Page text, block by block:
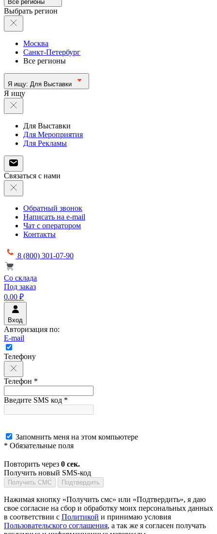
Все регионы
Выбрать регион
Москва
Санкт-Петербург
Все регионы
Я ищу: Для Выставки
Я ищу
Для Выставки
Для Мероприятия
Для Рекламы
Связаться с нами
Обратный звонок
Написать на e-mail
Чат с оператором
Контакты
8 (800) 301-07-90
Со склада
Под заказ
0.00 ₽
Вход
Авторизация по:
E-mail
Телефону
Телефон *
Введите SMS код *
Запомнить меня на этом компьютере
* Обязательные поля
Повторить через 0 сек.
Получить новый SMS-код
Получить СМС Подтвердить
Нажимая кнопку «Получить смс» или «Подтвердить», я даю
свое согласие на сбор и обработку моих персональных данных
в соответствии с Политикой и принимаю условия
Пользовательского соглашения, а так же я согласен получать